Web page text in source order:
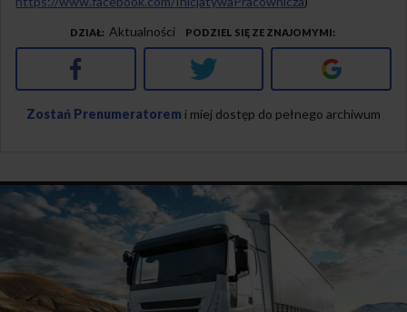
DZIAŁ Aktualności PODZIEL SIĘ ZE ZNAJOMYMI
Facebook Twitter Google+
Zostań Prenumeratorem i miej dostęp do pełnego archiwum